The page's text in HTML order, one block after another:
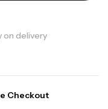
on delivery
Checkout